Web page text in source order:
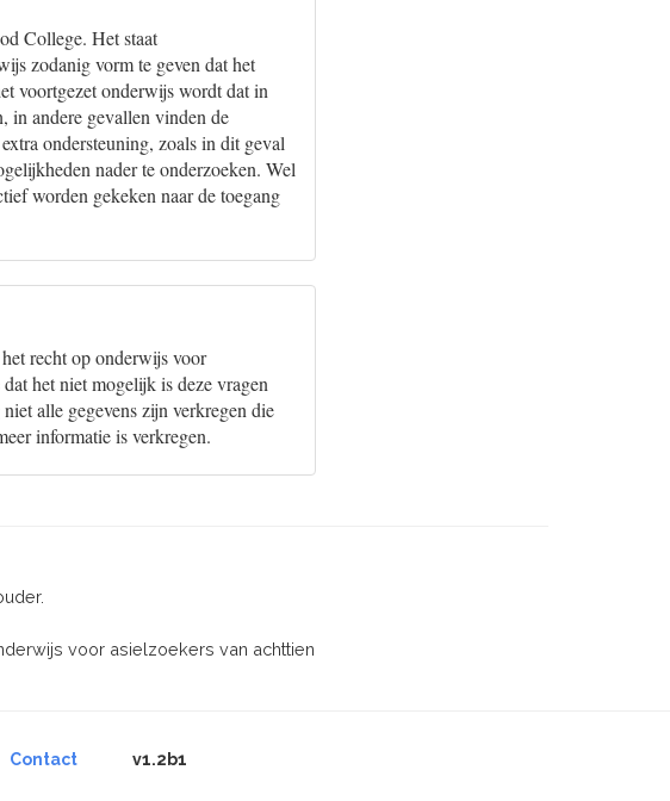
College. Het staat
zodanig vorm te geven dat het
voortgezet onderwijs wordt dat in
in andere gevallen vinden de
ondersteuning, zoals in dit geval
nader te onderzoeken. Wel
worden gekeken naar de toegang
recht op onderwijs voor
het niet mogelijk is deze vragen
alle gegevens zijn verkregen die
informatie is verkregen.
voor asielzoekers van achttien
Contact v1.2b1